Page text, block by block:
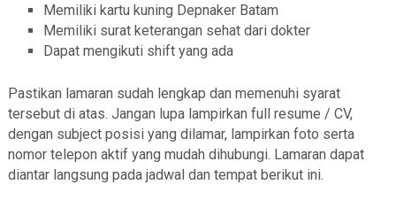
Memiliki kartu kuning Depnaker Batam
Memiliki surat keterangan sehat dari dokter
Dapat mengikuti shift yang ada
Pastikan lamaran sudah lengkap dan memenuhi syarat
tersebut di atas. Jangan lupa lampirkan full resume / CV,
dengan subject posisi yang dilamar, lampirkan foto serta
nomor telepon aktif yang mudah dihubungi. Lamaran dapat
diantar langsung pada jadwal dan tempat berikut ini.